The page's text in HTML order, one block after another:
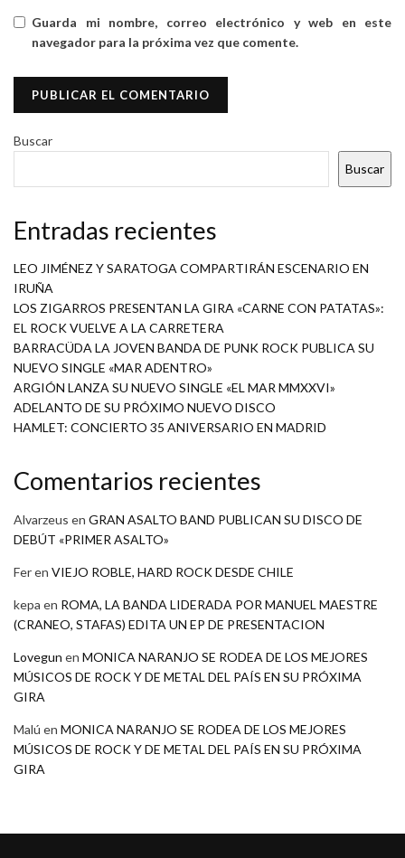
Guarda mi nombre, correo electrónico y web en este
navegador para la próxima vez que comente.
Buscar
Buscar
Entradas recientes
LEO JIMÉNEZ Y SARATOGA COMPARTIRÁN ESCENARIO EN
IRUÑA
LOS ZIGARROS PRESENTAN LA GIRA «CARNE CON PATATAS»:
EL ROCK VUELVE A LA CARRETERA
BARRACÜDA LA JOVEN BANDA DE PUNK ROCK PUBLICA SU
NUEVO SINGLE «MAR ADENTRO»
ARGIÓN LANZA SU NUEVO SINGLE «EL MAR MMXXVI»
ADELANTO DE SU PRÓXIMO NUEVO DISCO
HAMLET: CONCIERTO 35 ANIVERSARIO EN MADRID
Comentarios recientes
Alvarzeus en GRAN ASALTO BAND PUBLICAN SU DISCO DE
DEBÚT «PRIMER ASALTO»
Feren VIEJO ROBLE, HARD ROCK DESDE CHILE
kepa en ROMA, LA BANDA LIDERADA POR MANUEL MAESTRE
(CRANEO, STAFAS) EDITA UN EP DE PRESENTACION
Lovegun en MONICA NARANJO SE RODEA DE LOS MEJORES
MÚSICOS DE ROCK Y DE METAL DEL PAÍS EN SU PRÓXIMA
GIRA
Malú en MONICA NARANJO SE RODEA DE LOS MEJORES
MÚSICOS DE ROCK Y DE METAL DEL PAÍS EN SU PRÓXIMA
GIRA